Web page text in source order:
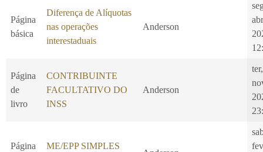
Página
básica
Diferença de Alíquotas
nas operações
interestaduais
Anderson
abr
Página
de
livro
CONTRIBUINTE
FACULTATIVO DO
INSS
Anderson
Página
ME/EPP SIMPLES
fev